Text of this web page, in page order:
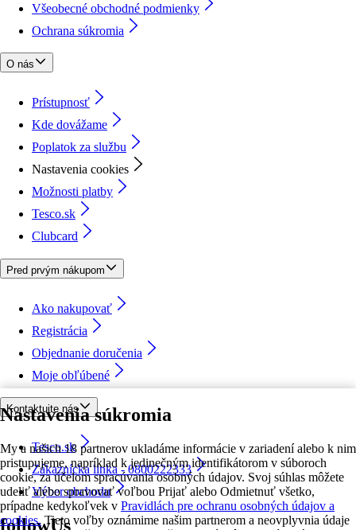
Nastavenia súkromia
My a našich 18 partnerov ukladáme informácie v zariadení alebo k nim
pristupujeme, napríklad k jedinečným identifikátorom v súboroch
cookie, za účelom spracúvania osobných údajov. Svoj súhlas môžete
udeliť alebo spravovať voľbou Prijať alebo Odmietnuť všetko,
prípadne kedykoľvek v Pravidlách pre ochranu osobných údajov a
cookies. Tieto voľby oznámime našim partnerom a neovplyvnia údaje
Všeobecné obchodné podmienky
Ochrana súkromia
O nás
Prístupnosť
Kde dovážame
Poplatok za službu
Nastavenia cookies
Možnosti platby
Tesco.sk
Clubcard
Pred prvým nákupom
Ako nakupovať
Registrácia
Objednanie doručenia
Moje obľúbené
Kontaktujte nás
Tesco.sk
Zákaznícka linka - 0800222333
Výber obchodu
followUs